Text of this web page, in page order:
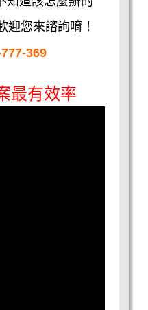
迎您來諮詢唷！
369
最有效率